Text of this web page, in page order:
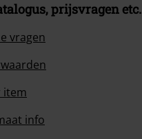
prijsvragen etc.
vragen
item
info